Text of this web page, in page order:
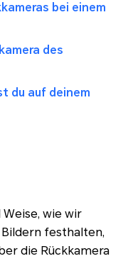
bei einem
des
du auf deinem
wie wir
festhalten,
die Rückkamera